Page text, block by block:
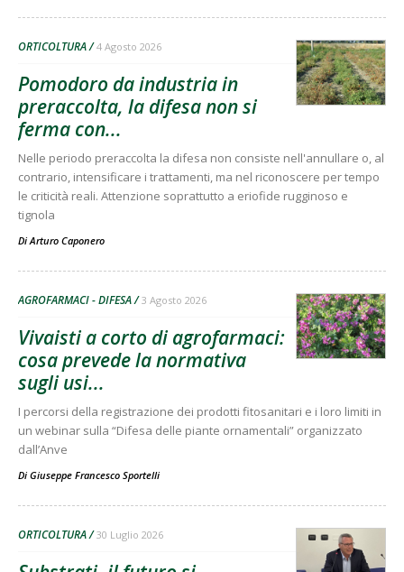
ORTICOLTURA 4 Agosto 2026
Pomodoro da industria in
preraccolta, la difesa non si
ferma con...
Nelle periodo preraccolta la difesa non consiste nell'annullare o, al
contrario, intensificare i trattamenti, ma nel riconoscere per tempo
le criticità reali. Attenzione soprattutto a eriofide rugginoso e
tignola
Di Arturo Caponero
AGROFARMACI - DIFESA 3 Agosto 2026
Vivaisti a corto di agrofarmaci:
cosa prevede la normativa
sugli usi...
I percorsi della registrazione dei prodotti fitosanitari e i loro limiti in
un webinar sulla “Difesa delle piante ornamentali” organizzato
dall’Anve
Di Giuseppe Francesco Sportelli
ORTICOLTURA 30 Luglio 2026